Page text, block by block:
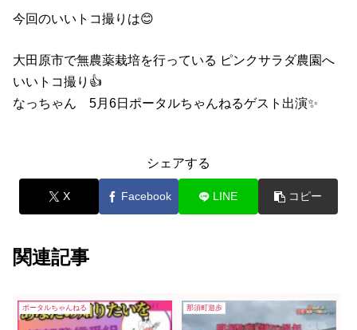
今回のいいトコ撮りは😊
大田原市で無農薬栽培を行っている ピンクサラダ農園へ
いいトコ撮り👍
なっちゃん 5月6日ポータルちゃんねるゲスト出演✨
シェアする
X Facebook LINE コピー
関連記事
ポータルちゃんねる 那須町遊歩